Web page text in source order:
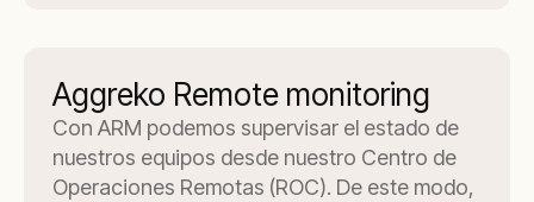
Aggreko Remote monitoring
Con ARM podemos supervisar el estado de
nuestros equipos desde nuestro Centro de
Operaciones Remotas (ROC). De este modo,